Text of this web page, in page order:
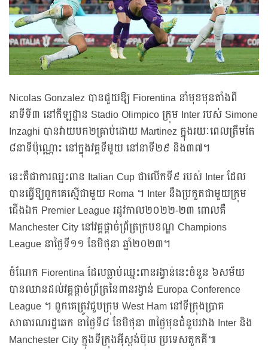
Nicolas Gonzalez បានជួយឱ្យ Fiorentina នាំមុខមុនតាំងពី
នាទីទី៣ នៅកីឡដ្ឋាន Stadio Olimpico ក្រុម Inter របស់ Simone
Inzaghi បានវាយបក២គ្រាប់ដោយ Martinez ក្នុងរយៈពេលត្រឹមតែ
៨នាទីប៉ុណ្ណោះ នៅក្នុងវគ្គទីមួយ នៅនាទី២៩ និង៣៧។
នេះគឺជាការឈ្នះពាន Italian Cup ជាលើកទី៩ របស់ Inter ដែល
បានធ្វើឱ្យពួកគេស្មើជាមួយ Roma ។ Inter នឹងប្រកួតជាមួយក្រុម
ជើងឯក Premier League រដូវកាល២០២២-២៣ ពោលគឺ
Manchester City នៅវគ្គផ្ដាច់ព្រ័ត្រក្របខណ្ឌ Champions
League នាថ្ងៃទី១១ ខែមិថុនា ឆ្នាំ២០២៣។
ចំណែក Fiorentina ដែលធ្លាប់ឈ្នះពានរង្វាន់នេះចំនួន ៦សម័យ
បានឈានដល់វគ្គផ្តាច់ព្រ័ត្រនៃពានរង្វាន់ Europa Conference
League ។ ពួកគេត្រូវជួបក្រុម West Ham នៅទីក្រុងប្រាគ
សាធារណរដ្ឋឆេក នាថ្ងៃទី៨ ខែមិថុនា ៣ថ្ងៃមុនជំនួបរវាង Inter និង
Manchester City ក្នុងទីក្រុងអ៊ីស្តង់ប៊ុល ប្រទេសតួកគី៕